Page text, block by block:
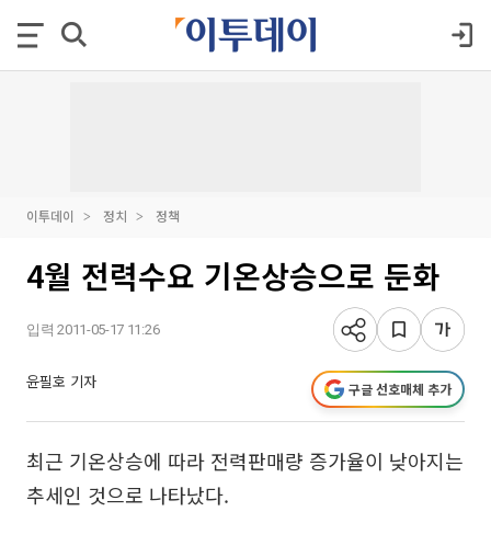
이투데이 정치 정책
4월 전력수요 기온상승으로 둔화
입력 2011-05-17 11:26
윤필호 기자 구글 선호매체 추가
최근 기온상승에 따라 전력판매량 증가율이 낮아지는
추세인 것으로 나타났다.